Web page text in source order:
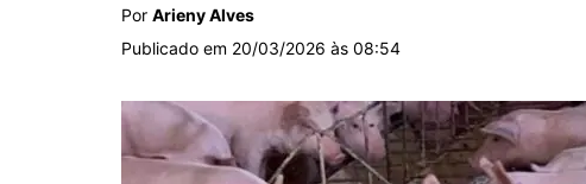
Por Arieny Alves
Publicado em 20/03/2026 às 08:54